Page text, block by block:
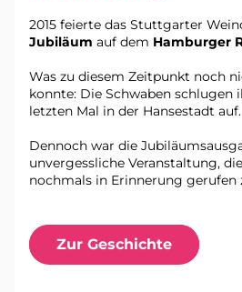
2015 feierte das Stuttgarter
Jubiläum auf dem Hamburger
Was zu diesem Zeitpunkt noch
konnte: Die Schwaben schlugen
letzten Mal in der Hansestadt auf.
Dennoch war die
unvergessliche Veranstaltung,
nochmals in Erinnerung gerufen
Zur Geschichte